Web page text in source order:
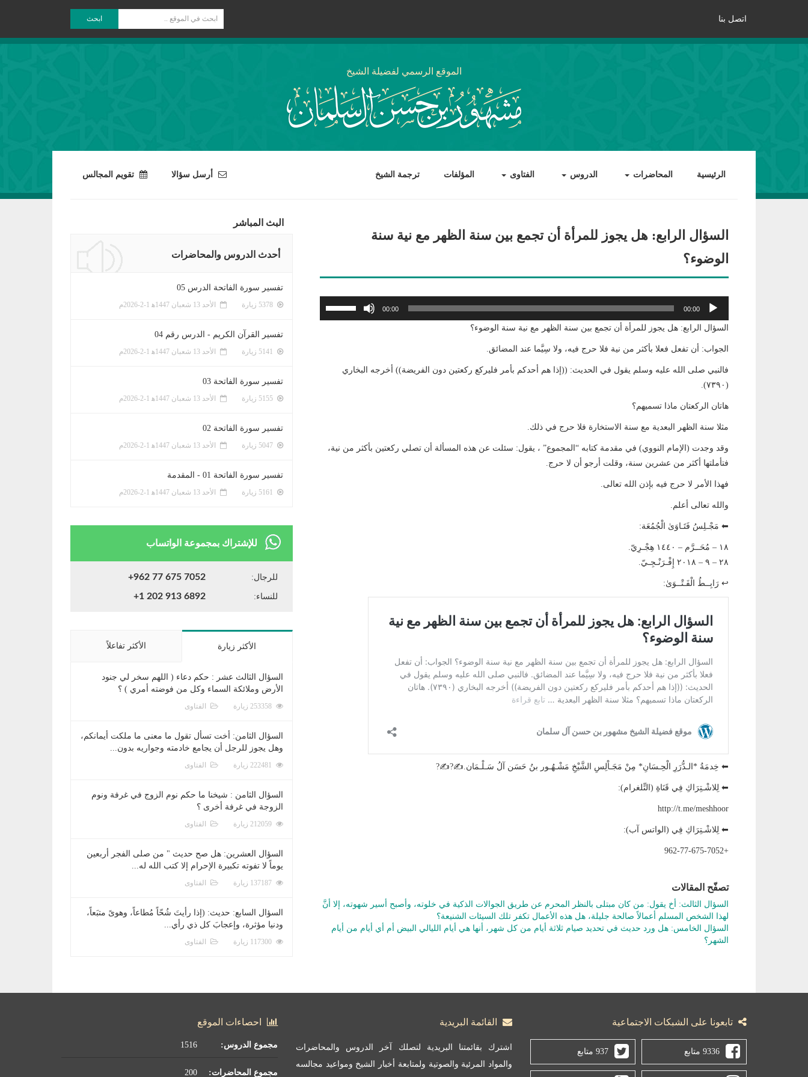
اتصل بنا ابحث
الموقع الرسمي لفضيلة الشيخ
الرئيسية المحاضرات الدروس الفتاوى المؤلفات ترجمة الشيخ أرسل سؤالا تقويم المجالس
السؤال الرابع: هل يجوز للمرأة أن تجمع بين سنة الظهر مع نية سنة
الوضوء؟
مشغل
الصوت
00:00
00:00
السؤال الرابع: هل يجوز للمرأة أن تجمع بين سنة الظهر مع نية سنة الوضوء؟
الجواب: أن تفعل فعلا بأكثر من نية فلا حرج فيه، ولا سِيَّما عند المضائق.
فالنبي صلى الله عليه وسلم يقول في الحديث: ((إذا هم أحدكم بأمر فليركع ركعتين دون الفريضة)) أخرجه البخاري
(٧٣٩٠).
هاتان الركعتان ماذا تسميهم؟
مثلا سنة الظهر البعدية مع سنة الاستخارة فلا حرج في ذلك.
وقد وجدت (الإمام النووي) في مقدمة كتابه “المجموع” ، يقول: سئلت عن هذه المسألة أن تصلي ركعتين بأكثر من نية،
فتأملتها أكثر من عشرين سنة، وقلت أرجو أن لا حرج.
فهذا الأمر لا حرج فيه بإذن الله تعالى.
والله تعالى أعلم.
⬅ مَجْـلِسُ فَتَـاوَىٰ الْجُمُعَة:
١٨ – مُحَــرَّم – ١٤٤٠ هِجْـرِيّ.
٢٨ – ٩ – ٢٠١٨ إِفْـرَنْـجِـيّ.
↩ رَابِــطُ الْفَـتْــوَىٰ:
⬅ خِدمَةُ *الـدُّرَرِ الْحِـسَانِ* مِنْ مَجَـاْلِسِ الشَّيْخِ مَشْـهُـور بنُ حَسَن آلُ سَـلْـمَان.✍?✍?
⬅ لِلاشْـتِرَاكِ فِي قَنَاةِ (التِّلغرام):
http://t.me/meshhoor
⬅ لِلاشْـتِرَاكِ فِي (الواتس آب):
+962-77-675-7052
تصفّح المقالات
السؤال الثالث: أخ يقول: من كان مبتلى بالنظر المحرم عن طريق الجوالات الذكية في خلوته، وأصبح أسير شهوته، إلا أنَّ
لهذا الشخص المسلم أعمالاً صالحة جليلة، هل هذه الأعمال تكفر تلك السيئات الشنيعة؟
السؤال الخامس: هل ورد حديث في تحديد صيام ثلاثة أيام من كل شهر، أنها هي أيام الليالي البيض أم أي أيام من أيام
الشهر؟
البث المباشر
أحدث الدروس والمحاضرات
تفسير سورة الفاتحة الدرس 05
الأحد 13 شعبان 1447ﻫ 1-2-2026م
تفسير القرآن الكريم - الدرس رقم 04
الأحد 13 شعبان 1447ﻫ 1-2-2026م
تفسير سورة الفاتحة 03
الأحد 13 شعبان 1447ﻫ 1-2-2026م
تفسير سورة الفاتحة 02
الأحد 13 شعبان 1447ﻫ 1-2-2026م
تفسير سورة الفاتحة 01 - المقدمة
الأحد 13 شعبان 1447ﻫ 1-2-2026م
للإشتراك بمجموعة الواتساب
للرجال: +962 77 675 7052
للنساء: +1 202 913 6892
الأكثر زيارة الأكثر تفاعلاً
السؤال الثالث عشر : حكم دعاء ( اللهم سخر لي جنود
الأرض وملائكة السماء وكل من فوضته أمري ) ؟
الفتاوى
السؤال الثامن: أخت تسأل تقول ما معنى ما ملكت أيمانكم،
وهل يجوز للرجل أن يجامع خادمته وجواريه بدون...
الفتاوى
السؤال الثامن : شيخنا ما حكم نوم الزوج في غرفة ونوم
الزوجة في غرفة أخرى ؟
الفتاوى
السؤال العشرين: هل صح حديث " من صلى الفجر أربعين
يوماً لا تفوته تكبيرة الإحرام إلا كتب الله له...
الفتاوى
السؤال السابع: حديث: (إذا رأيتَ شُحّاً مُطاعاً، وهوىً متبَعاً،
ودنيا مؤثرة، وإعجابَ كل ذي رأي...
الفتاوى
تابعونا على الشبكات الاجتماعية
9336 متابع 937 متابع
القائمة البريدية
اشترك بقائمتنا البريدية لتصلك آخر الدروس والمحاضرات
والمواد المرئية والصوتية ولمتابعة أخبار الشيخ ومواعيد مجالسه
احصاءات الموقع
مجموع الدروس:
مجموع المحاضرات: